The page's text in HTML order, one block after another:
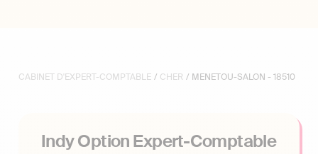
CABINET D'EXPERT-COMPTABLE / CHER / MENETOU-SALON - 18510
Indy Option Expert-Comptable